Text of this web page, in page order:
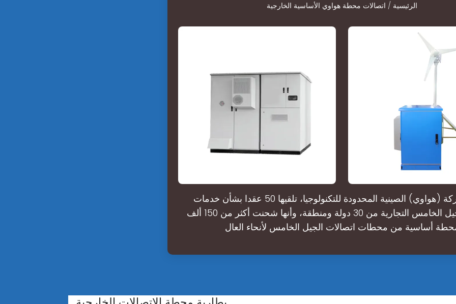
الرئيسية / اتصالات محطة هواوي الأساسية الخارجية
أعلنت شركة (هواوي) الصينية المحدودة للتكنولوجيا، تلقيها 50 عقدا بشأن خدمات
اتصالات الجيل الخامس التجارية من 30 دولة ومنطقة، وأنها شحنت أكثر من 150 ألف
أساسية من محطات اتصالات الجيل الخامس لأنحاء العال